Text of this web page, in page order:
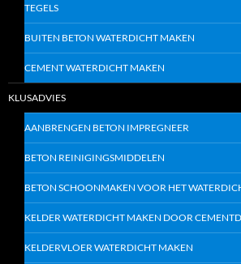
TEGELS
BUITEN BETON WATERDICHT MAKEN
CEMENT WATERDICHT MAKEN
KLUSADVIES
AANBRENGEN BETON IMPREGNEER
BETON REINIGINGSMIDDELEN
BETON SCHOONMAKEN VOOR HET
KELDER WATERDICHT MAKEN DOOR
KELDERVLOER WATERDICHT MAKEN